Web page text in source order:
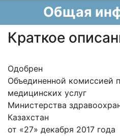
Общая
Краткое
Одобрен
Объединенной комиссией
медицинских услуг
Министерства
Казахстан
от «27» декабря 2017 года